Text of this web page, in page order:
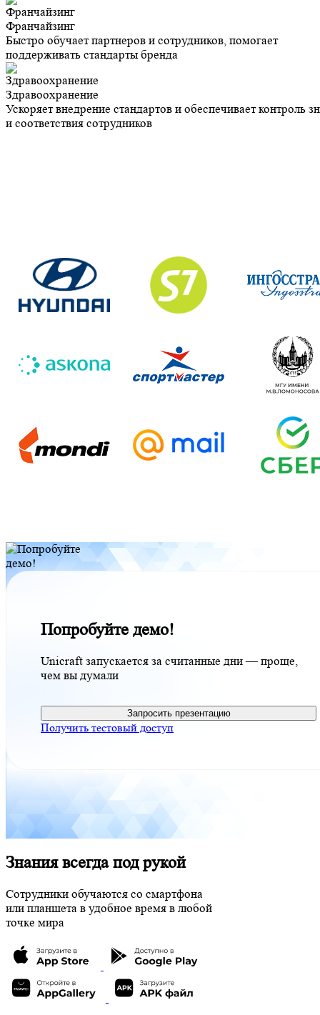
Франчайзинг
Быстро обучает партнеров и сотрудников, помогает
поддерживать стандарты бренда
Здравоохранение
Ускоряет внедрение стандартов и обеспечивает контроль
и соответствия сотрудников
Попробуйте демо!
Unicraft запускается за считанные дни — проще,
чем вы думали
Запросить презентацию
Получить тестовый доступ
Знания всегда под рукой
Сотрудники обучаются со смартфона
или планшета в удобное время в любой
точке мира